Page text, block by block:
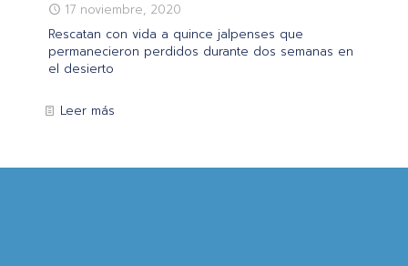
17 noviembre, 2020
Rescatan con vida a quince jalpenses que
permanecieron perdidos durante dos semanas en
el desierto
Leer más